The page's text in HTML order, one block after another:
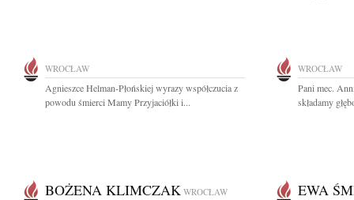
WROCŁAW
Agnieszce Helman-Płońskiej wyrazy współczucia z
powodu śmierci Mamy Przyjaciółki i...
WROCŁAW
Pani mec.
składamy
BOŻENA KLIMCZAK WROCŁAW EWA